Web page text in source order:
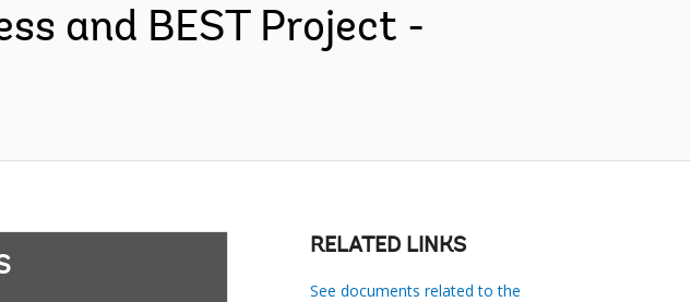
and BEST Project -
RELATED LINKS
See documents related to the